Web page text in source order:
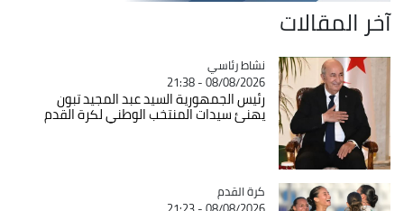
آخر المقالات
Catégorie
نشاط رئاسي
08/08/2026 - 21:38
رئيس الجمهورية السيد عبد المجيد تبون
يهنئ سيدات المنتخب الوطني لكرة القدم
Catégorie
كرة القدم